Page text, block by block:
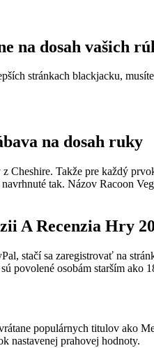
na dosah vašich
stránkach blackjacku,
na dosah ruky
Cheshire. Takže pre každý
tak. Názov Racoon
A Recenzia Hry
stačí sa zaregistrovať na
povolené osobám starším
populárnych titulov ako
nastavenej prahovej hodnoty.